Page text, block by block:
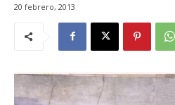
20 febrero, 2013